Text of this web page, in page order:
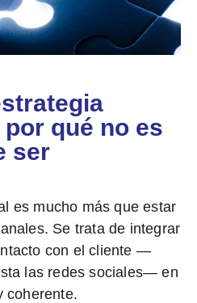
qué no es
ser
es mucho más que estar
Se trata de integrar
con el cliente —
las redes sociales— en
coherente.